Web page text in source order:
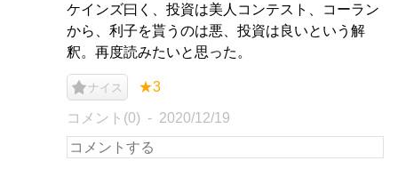
ケインズ曰く、投資は美人コンテスト、コーラン
から、利子を貰うのは悪、投資は良いという解
釈。再度読みたいと思った。
ナイス ★3
コメント(0) 2020/12/19